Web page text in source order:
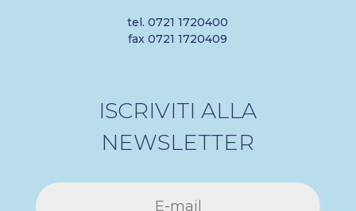
tel. 0721 1720400
fax 0721 1720409
ISCRIVITI ALLA
NEWSLETTER